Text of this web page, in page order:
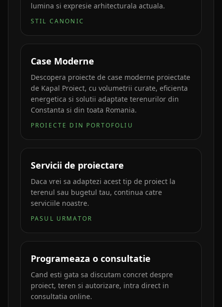
lumina si expresie arhitecturala actuala.
STIL CANONIC
Case Moderne
Descopera proiecte de case moderne proiectate
de Kapal Proiect, cu volumetrii curate, eficienta
energetica si solutii adaptate terenurilor din
Constanta si din toata Romania.
PROIECTE DIN PORTOFOLIU
Servicii de proiectare
Daca vrei sa adaptezi acest tip de proiect la
terenul sau bugetul tau, continua catre
serviciile noastre.
PASUL URMATOR
Programeaza o consultatie
Cand esti gata sa discutam concret despre
proiect, teren si autorizare, intra direct in
consultatia online.